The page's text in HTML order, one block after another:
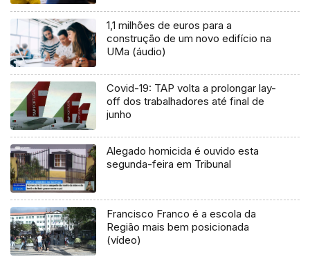
1,1 milhões de euros para a
construção de um novo edifício na
UMa (áudio)
Covid-19: TAP volta a prolongar lay-
off dos trabalhadores até final de
junho
Alegado homicida é ouvido esta
segunda-feira em Tribunal
Francisco Franco é a escola da
Região mais bem posicionada
(vídeo)